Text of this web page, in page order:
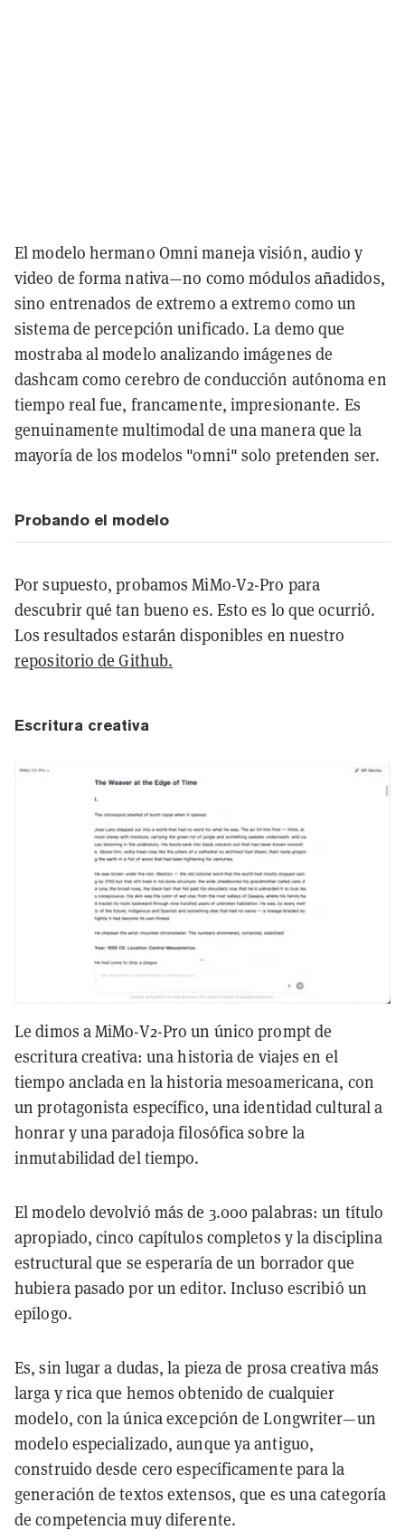
El modelo hermano Omni maneja visión, audio y
video de forma nativa—no como módulos añadidos,
sino entrenados de extremo a extremo como un
sistema de percepción unificado. La demo que
mostraba al modelo analizando imágenes de
dashcam como cerebro de conducción autónoma en
tiempo real fue, francamente, impresionante. Es
genuinamente multimodal de una manera que la
mayoría de los modelos "omni" solo pretenden ser.
Probando el modelo
Por supuesto, probamos MiMo-V2-Pro para
descubrir qué tan bueno es. Esto es lo que ocurrió.
Los resultados estarán disponibles en nuestro
repositorio de Github.
Escritura creativa
Le dimos a MiMo-V2-Pro un único prompt de
escritura creativa: una historia de viajes en el
tiempo anclada en la historia mesoamericana, con
un protagonista específico, una identidad cultural a
honrar y una paradoja filosófica sobre la
inmutabilidad del tiempo.
El modelo devolvió más de 3.000 palabras: un título
apropiado, cinco capítulos completos y la disciplina
estructural que se esperaría de un borrador que
hubiera pasado por un editor. Incluso escribió un
epílogo.
Es, sin lugar a dudas, la pieza de prosa creativa más
larga y rica que hemos obtenido de cualquier
modelo, con la única excepción de Longwriter—un
modelo especializado, aunque ya antiguo,
construido desde cero específicamente para la
generación de textos extensos, que es una categoría
de competencia muy diferente.